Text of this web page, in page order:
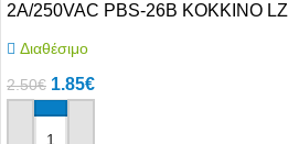
2A/250VAC PBS-26B ΚΟΚΚΙΝΟ LZ
Διαθέσιμο
2.50€ 1.85€